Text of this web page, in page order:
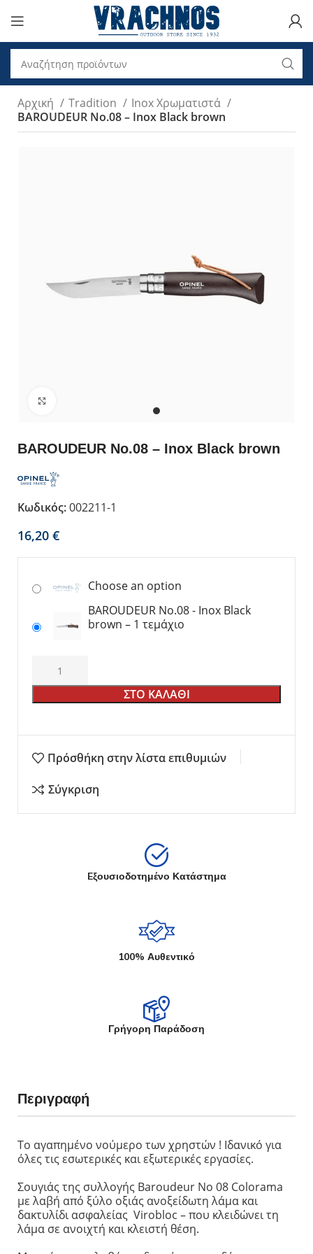
Αρχική Tradition
Inox Χρωματιστά
BAROUDEUR No.08 – Inox Black brown
BAROUDEUR No.08 – Inox Black brown
Κωδικός:002211-1
€
Choose an option
BAROUDEUR No.08 - Inox Black
brown – 1 τεμάχιο
ΣΤΟ ΚΑΛΑΘΙ
Πρόσθήκη στην λίστα επιθυμιών
Σύγκριση
Eξουσιοδοτημένο Κατάστημα
100% Αυθεντικό
Γρήγορη Παράδοση
Περιγραφή
Το αγαπημένο νούμερο των χρηστών ! Ιδανικό για
όλες τις εσωτερικές και εξωτερικές εργασίες.
Σουγιάς της συλλογής Baroudeur No 08 Colorama
με λαβή από ξύλο οξιάς ανοξείδωτη λάμα και
δακτυλίδι ασφαλείας Virobloc – που κλειδώνει τη
λάμα σε ανοιχτή και κλειστή θέση.